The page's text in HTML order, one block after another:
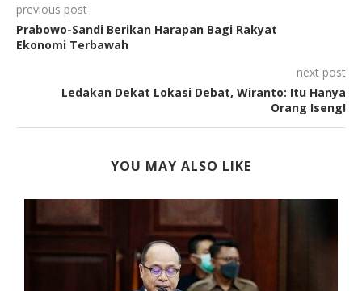
previous post
Prabowo-Sandi Berikan Harapan Bagi Rakyat
Ekonomi Terbawah
next post
Ledakan Dekat Lokasi Debat, Wiranto: Itu Hanya
Orang Iseng!
YOU MAY ALSO LIKE